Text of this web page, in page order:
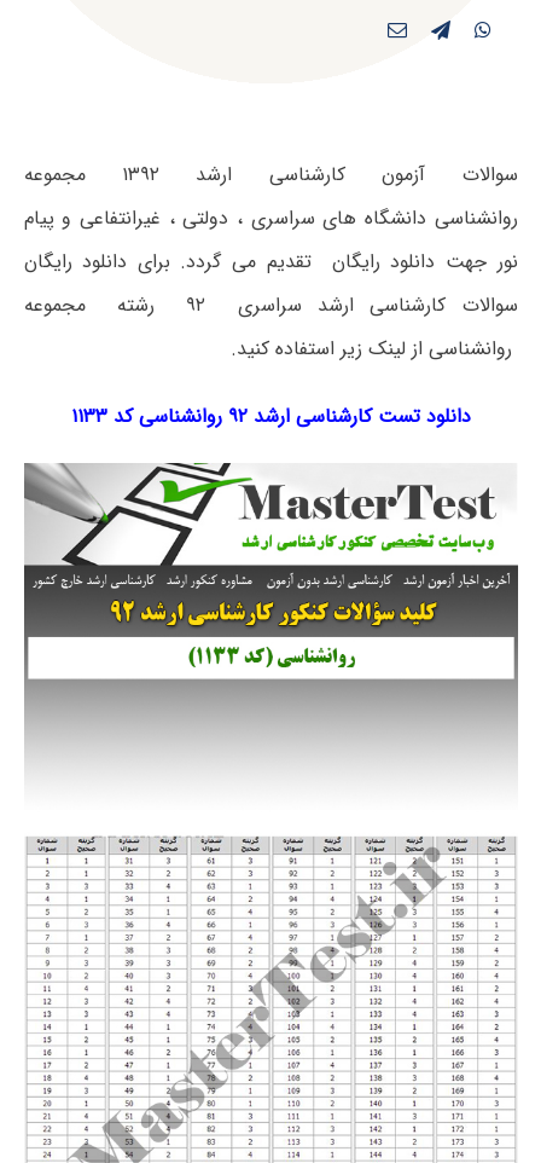
سوالات آزمون کارشناسی ارشد ۱۳۹۲ مجموعه
روانشناسی دانشگاه های سراسری ، دولتی ، غیرانتفاعی و پیام
نور جهت دانلود رایگان تقدیم می گردد. برای دانلود رایگان
سوالات کارشناسی ارشد سراسری ۹۲ رشته مجموعه
روانشناسی از لینک زیر استفاده کنید.
دانلود تست کارشناسی ارشد ۹۲ روانشناسی کد ۱۱۳۳